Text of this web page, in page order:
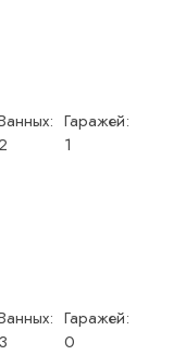
Гаражей:
1
3
Гаражей:
0